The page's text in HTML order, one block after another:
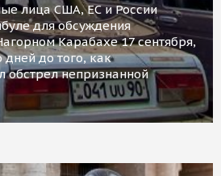
лица США, ЕС и России
для обсуждения
Карабахе 17 сентября,
дней до того, как
обстрел непризнанной